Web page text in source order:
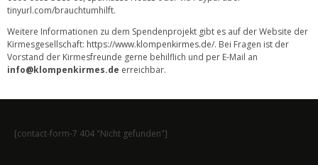
tinyurl.com/brauchtumhilft.
Weitere Informationen zu dem Spendenprojekt gibt es auf der Website der
Kirmesgesellschaft: https://www.klompenkirmes.de/. Bei Fragen ist der
Vorstand der Kirmesfreunde gerne behilflich und per E-Mail an
info@klompenkirmes.de erreichbar.
[contact-form-7 404 "Nicht gefunden"]